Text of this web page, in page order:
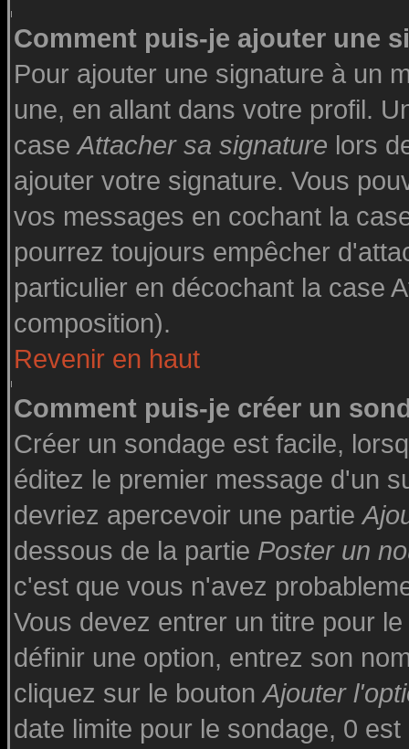
Comment puis-je ajouter une
Pour ajouter une signature à un
une, en allant dans votre profil.
caseAttacher sa signature lors
ajouter votre signature. Vous
vos messages en cochant la
pourrez toujours empêcher
particulier en décochant la case
composition).
Revenir en haut
Comment puis-je créer un
Créer un sondage est facile,
éditez le premier message d'un
devriez apercevoir une partie
dessous de la partie Poster un
c'est que vous n'avez
Vous devez entrer un titre pour
définir une option, entrez son
cliquez sur le boutonAjouter
date limite pour le sondage, 0